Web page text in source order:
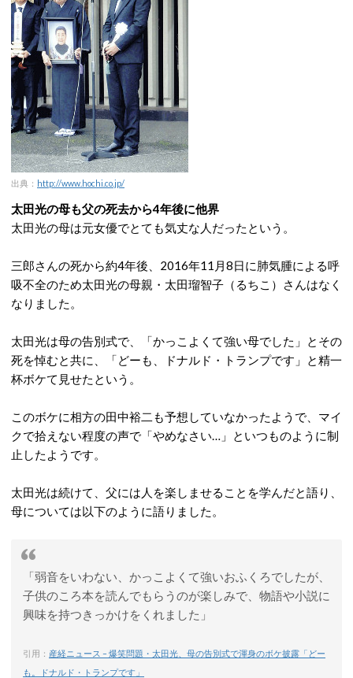
出典： http://www.hochi.co.jp/
太田光の母も父の死去から4年後に他界
太田光の母は元女優でとても気丈な人だったという。
三郎さんの死から約4年後、2016年11月8日に肺気腫による呼
吸不全のため太田光の母親・太田瑠智子（るちこ）さんはなく
なりました。
太田光は母の告別式で、「かっこよくて強い母でした」とその
死を悼むと共に、「どーも、ドナルド・トランプです」と精一
杯ボケて見せたという。
このボケに相方の田中裕二も予想していなかったようで、マイ
クで拾えない程度の声で「やめなさい…」といつものように制
止したようです。
太田光は続けて、父には人を楽しませることを学んだと語り、
母については以下のように語りました。
「弱音をいわない、かっこよくて強いおふくろでしたが、
子供のころ本を読んでもらうのが楽しみで、物語や小説に
興味を持つきっかけをくれました」
引用： 産経ニュース – 爆笑問題・太田光、母の告別式で渾身のボケ披露「どー
も。ドナルド・トランプです」